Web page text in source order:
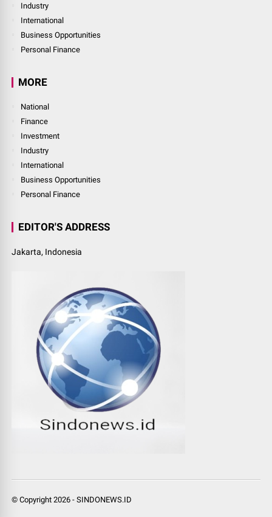
Industry
International
Business Opportunities
Personal Finance
MORE
National
Finance
Investment
Industry
International
Business Opportunities
Personal Finance
EDITOR'S ADDRESS
Jakarta, Indonesia
© Copyright2026 -SINDONEWS.ID